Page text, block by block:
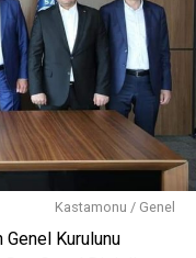
Kastamonu / Genel
Genel Kurulunu